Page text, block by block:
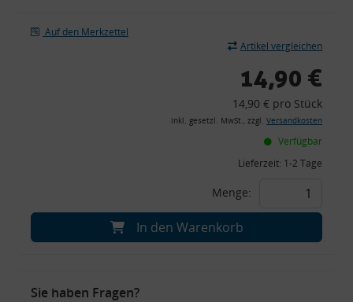
Auf den Merkzettel
Artikel vergleichen
14,90 €
14,90 € pro Stück
inkl. gesetzl. MwSt., zzgl. Versandkosten
Verfügbar
Lieferzeit: 1-2 Tage
Menge:
In den Warenkorb
Sie haben Fragen?